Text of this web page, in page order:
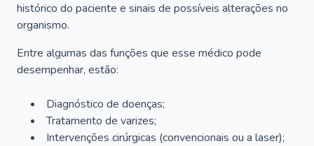
histórico do paciente e sinais de possíveis alterações no
organismo.
Entre algumas das funções que esse médico pode
desempenhar, estão:
Diagnóstico de doenças;
Tratamento de varizes;
Intervenções cirúrgicas (convencionais ou a laser);